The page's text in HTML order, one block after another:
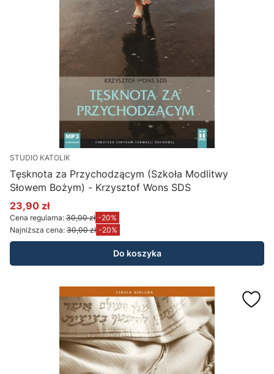
STUDIO KATOLIK
Tęsknota za Przychodzącym (Szkoła Modlitwy
Słowem Bożym) - Krzysztof Wons SDS
Cena promocyjna
23,90 zł
Cena regularna: 30,00 zł -20%
Najniższa cena: 30,00 zł -20%
Do koszyka